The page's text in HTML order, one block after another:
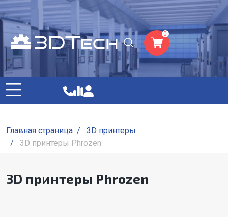
0
Главная страница /
3D принтеры
/
3D принтеры Phrozen
3D принтеры Phrozen